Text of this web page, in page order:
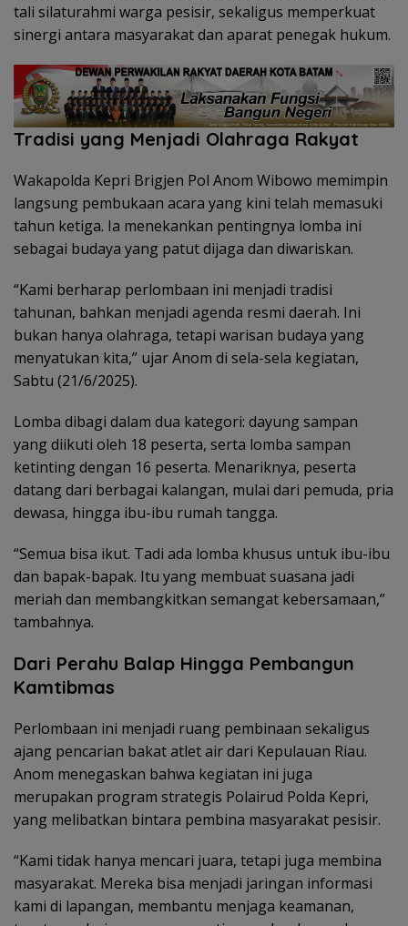
tali silaturahmi warga pesisir, sekaligus memperkuat
sinergi antara masyarakat dan aparat penegak hukum.
Tradisi yang Menjadi Olahraga Rakyat
Wakapolda Kepri Brigjen Pol Anom Wibowo memimpin
langsung pembukaan acara yang kini telah memasuki
tahun ketiga. Ia menekankan pentingnya lomba ini
sebagai budaya yang patut dijaga dan diwariskan.
“Kami berharap perlombaan ini menjadi tradisi
tahunan, bahkan menjadi agenda resmi daerah. Ini
bukan hanya olahraga, tetapi warisan budaya yang
menyatukan kita,” ujar Anom di sela-sela kegiatan,
Sabtu (21/6/2025).
Lomba dibagi dalam dua kategori: dayung sampan
yang diikuti oleh 18 peserta, serta lomba sampan
ketinting dengan 16 peserta. Menariknya, peserta
datang dari berbagai kalangan, mulai dari pemuda, pria
dewasa, hingga ibu-ibu rumah tangga.
“Semua bisa ikut. Tadi ada lomba khusus untuk ibu-ibu
dan bapak-bapak. Itu yang membuat suasana jadi
meriah dan membangkitkan semangat kebersamaan,”
tambahnya.
Dari Perahu Balap Hingga Pembangun
Kamtibmas
Perlombaan ini menjadi ruang pembinaan sekaligus
ajang pencarian bakat atlet air dari Kepulauan Riau.
Anom menegaskan bahwa kegiatan ini juga
merupakan program strategis Polairud Polda Kepri,
yang melibatkan bintara pembina masyarakat pesisir.
“Kami tidak hanya mencari juara, tetapi juga membina
masyarakat. Mereka bisa menjadi jaringan informasi
kami di lapangan, membantu menjaga keamanan,